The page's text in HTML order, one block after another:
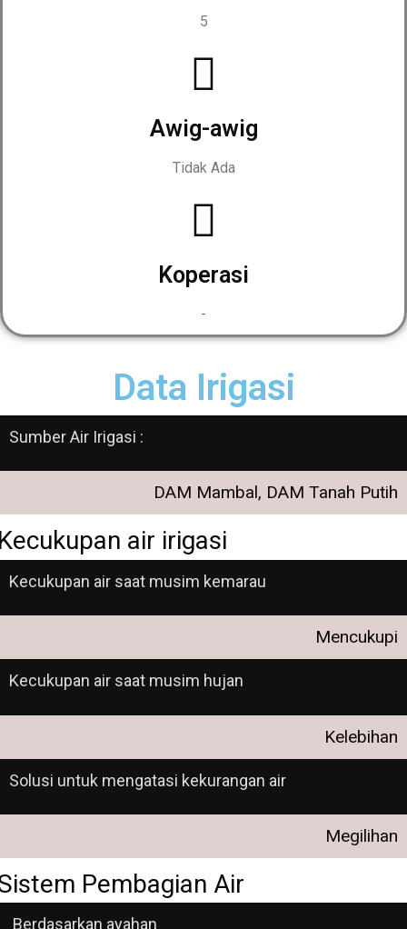
5
Awig-awig
Tidak Ada
Koperasi
-
Data Irigasi
Sumber Air Irigasi :
DAM Mambal, DAM Tanah Putih
air irigasi
Kecukupan air saat musim kemarau
Mencukupi
Kecukupan air saat musim hujan
Kelebihan
Solusi untuk mengatasi kekurangan air
Megilihan
Pembagian Air
Berdasarkan ayahan